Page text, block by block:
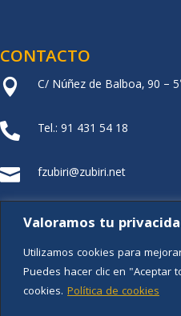
Valoramos tu
Utilizamos cookies para
Puedes hacer clic en "Aceptar
cookies. Política de cookies
CONTACTO
 C/ Núñez de Balboa, 90 –
 Tel.: 91 431 54 18
 fzubiri@zubiri.net
FUNDACIÓN XZ